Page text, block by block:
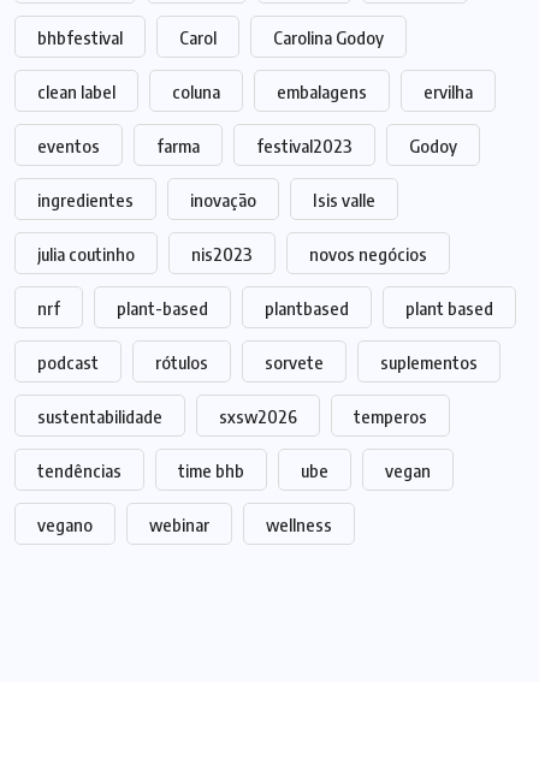
bhbfestival Carol Carolina Godoy
clean label coluna embalagens ervilha
eventos farma festival2023 Godoy
ingredientes inovação Isis valle
julia coutinho nis2023 novos negócios
nrf plant-based plantbased plant based
podcast rótulos sorvete suplementos
sustentabilidade sxsw2026 temperos
tendências time bhb ube vegan
vegano webinar wellness